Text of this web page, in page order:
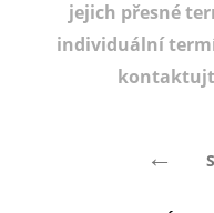
Fotogalerie
jejich přesné
individuální
←
E-mail